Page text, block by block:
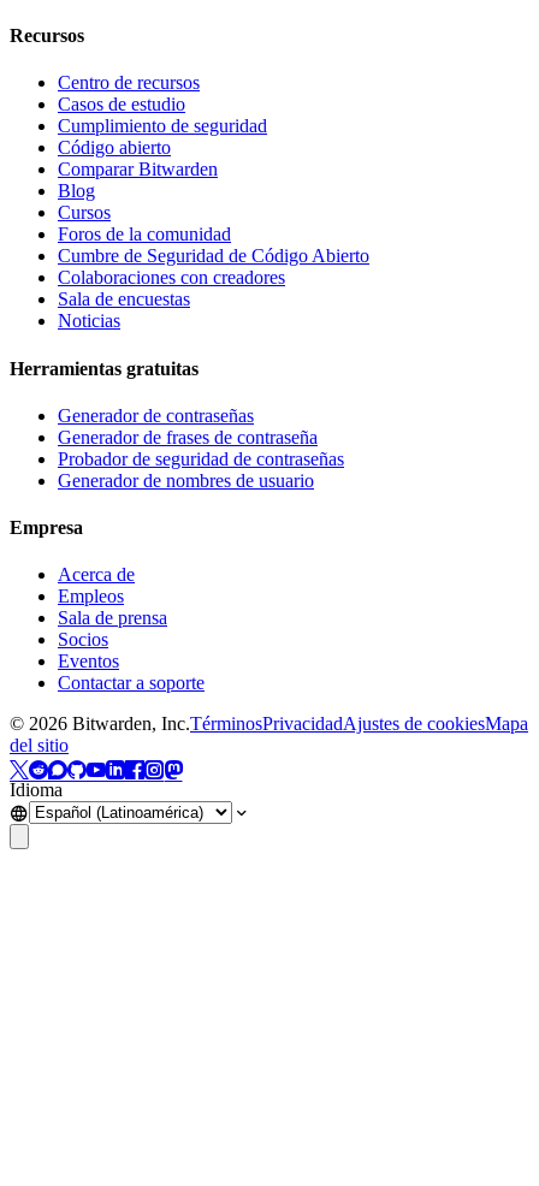
Recursos
Centro de recursos
Casos de estudio
Cumplimiento de seguridad
Código abierto
Comparar Bitwarden
Blog
Cursos
Foros de la comunidad
Cumbre de Seguridad de Código Abierto
Colaboraciones con creadores
Sala de encuestas
Noticias
Herramientas gratuitas
Generador de contraseñas
Generador de frases de contraseña
Probador de seguridad de contraseñas
Generador de nombres de usuario
Empresa
Acerca de
Empleos
Sala de prensa
Socios
Eventos
Contactar a soporte
© 2026 Bitwarden, Inc.TérminosPrivacidadAjustes de cookiesMapa
del sitio
Idioma